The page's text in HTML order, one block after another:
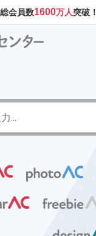
総会員数1600万人突破！